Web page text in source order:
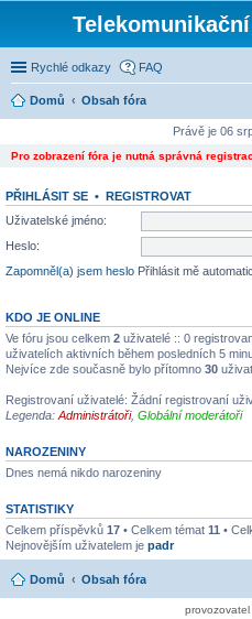
Rychlé odkazy FAQ
Domů Obsah fóra
Právě je 06
Pro zobrazení fóra je nutná správná
PŘIHLÁSIT SE • REGISTROVAT
Uživatelské jméno:
Heslo:
Zapomněl(a) jsem heslo Přihlásit mě
KDO JE ONLINE
Ve fóru jsou celkem 2 uživatelé :: 0
uživatelích aktivních během posledních 5
Nejvíce zde současně bylo přítomno 30
Registrovaní uživatelé: Žádní registrovaní
Legenda: Administrátoři, Globální moderátoři
NAROZENINY
Dnes nemá nikdo narozeniny
STATISTIKY
Celkem příspěvků 17 • Celkem témat 11 •
Nejnovějším uživatelem je padr
Domů Obsah fóra